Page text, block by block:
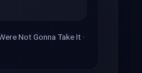
Not Gonna Take It ·